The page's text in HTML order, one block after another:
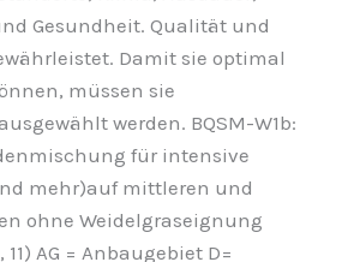
Gesundheit. Qualität und
Damit sie optimal
müssen sie
werden. BQSM-W1b:
für intensive
mehr)auf mittleren und
ohne Weidelgraseignung
AG = Anbaugebiet D=